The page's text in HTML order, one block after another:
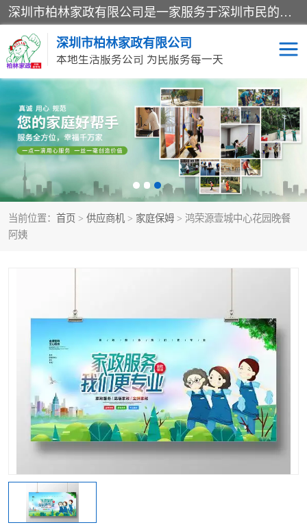
深圳市柏林家政有限公司是一家服务于深圳市民的专业家政公司。致力于为客户提供高质量、多维度的家庭服务，包括养老、母婴、月嫂育婴早教、康复理疗、家电清洗和保洁等方面的专业服务。
深圳市柏林家政有限公司
本地生活服务公司 为民服务每一天
当前位置： 首页 > 供应商机 > 家庭保姆 > 鸿荣源壹城中心花园晚餐
阿姨
家居保洁 护工月嫂
家庭保姆 家政服务